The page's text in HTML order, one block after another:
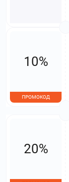
10%
ПРОМОКОД
20%